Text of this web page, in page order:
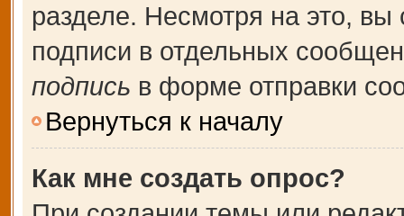
разделе. Несмотря на это,
подписи в отдельных
подпись в форме отправки
Вернуться к началу
Как мне создать опрос?